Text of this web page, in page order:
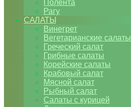
Полента
Рагу
САЛАТЫ
Винегрет
Вегетарианские салаты
Греческий салат
Грибные салаты
Корейские салаты
Крабовый салат
Мясной салат
Рыбный салат
Салаты с курицей